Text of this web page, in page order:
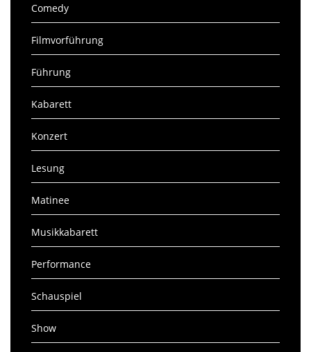
Comedy
Filmvorführung
Führung
Kabarett
Konzert
Lesung
Matinee
Musikkabarett
Performance
Schauspiel
Show